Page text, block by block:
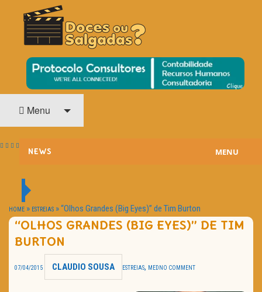
DOCES OU SALGADAS?
O Cinema? Uma Paixão!!
Menu
NEWS
PASSATEMPOS
HOME CINEMA
NOTA PESSOAL
TRAILER DO DIA
MENU
HOME » ESTREIAS »“Olhos Grandes (Big Eyes)” de Tim Burton
“OLHOS GRANDES (BIG EYES)” DE TIM
BURTON
07/04/2015 CLAUDIO SOUSA ESTREIAS, MED NO COMMENT